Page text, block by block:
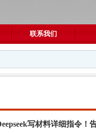
联系我们
写材料详细指令！